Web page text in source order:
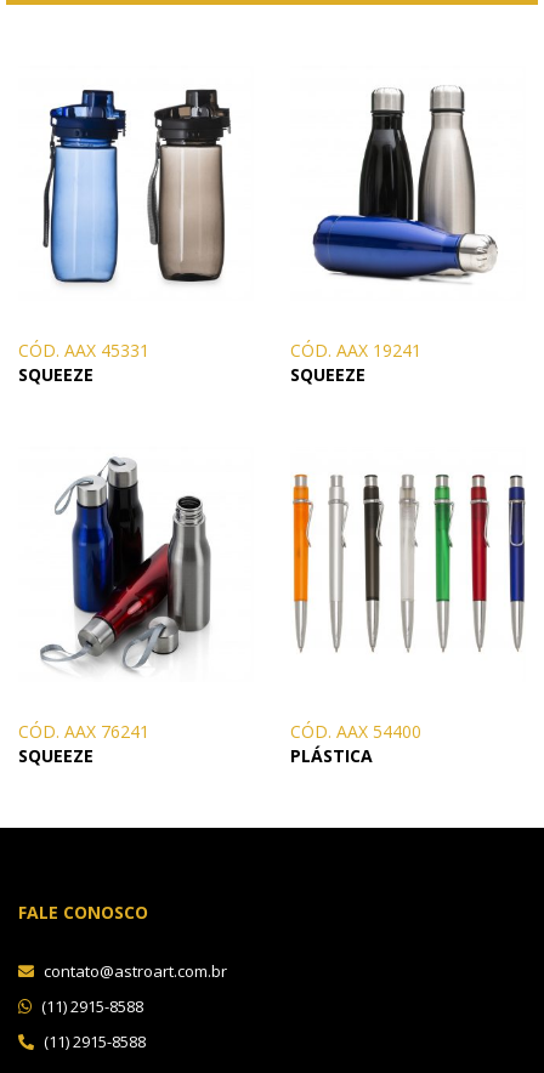
CÓD. AAX 45331
SQUEEZE
CÓD. AAX 19241
SQUEEZE
CÓD. AAX 76241
SQUEEZE
CÓD. AAX 54400
PLÁSTICA
FALE CONOSCO
contato@astroart.com.br
(11) 2915-8588
(11) 2915-8588